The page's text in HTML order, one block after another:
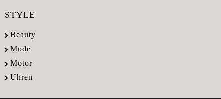
STYLE
Beauty
Mode
Motor
Uhren